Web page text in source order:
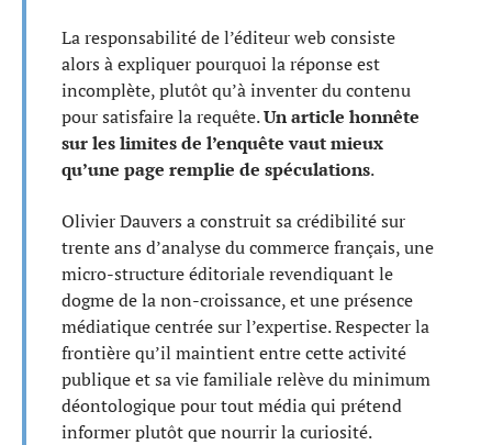
La responsabilité de l’éditeur web consiste
alors à expliquer pourquoi la réponse est
incomplète, plutôt qu’à inventer du contenu
pour satisfaire la requête.Un article honnête
sur les limites de l’enquête vaut mieux
qu’une page remplie de spéculations.
Olivier Dauvers a construit sa crédibilité sur
trente ans d’analyse du commerce français, une
micro-structure éditoriale revendiquant le
dogme de la non-croissance, et une présence
médiatique centrée sur l’expertise. Respecter la
frontière qu’il maintient entre cette activité
publique et sa vie familiale relève du minimum
déontologique pour tout média qui prétend
informer plutôt que nourrir la curiosité.